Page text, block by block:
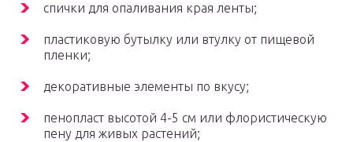
спички для опаливания края ленты;
пластиковую бутылку или втулку от пищевой
пленки;
декоративные элементы по вкусу;
пенопласт высотой 4-5 см или флористическую
пену для живых растений;